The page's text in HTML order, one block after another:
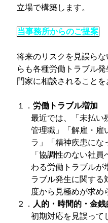
立場で構築します。
当事務所からのご提案
将来のリスクを見誤ら
らも各種労働トラブル
門家に相談されることを
１． 労働トラブル増加
最近では、「未払い
管理職」「解雇・雇
ラ」「精神疾患にな
「協調性のない社
わる労働トラブルが
ラブル発生に関する
度から見極めが求め
２． 人的・時間的・金
初期対応を見誤って